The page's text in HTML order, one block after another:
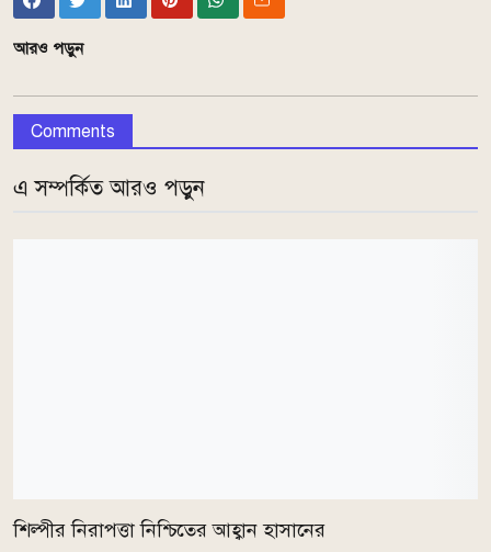
আরও পড়ুন
Comments
এ সম্পর্কিত আরও পড়ুন
শিল্পীর নিরাপত্তা নিশ্চিতের আহ্বান হাসানের